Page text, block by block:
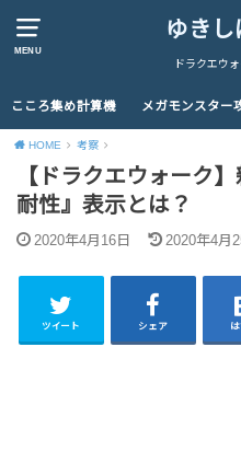
MENU
ゆき
ドラクエウ
こころ集め計算機 メガモンスター
HOME 考察
【ドラクエウォーク
耐性』表示とは？
2020年4月16日 2020年4月
ツイート シェア